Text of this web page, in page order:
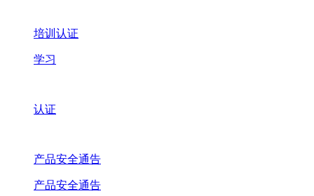
培训认证
学习
认证
产品安全通告
产品安全通告